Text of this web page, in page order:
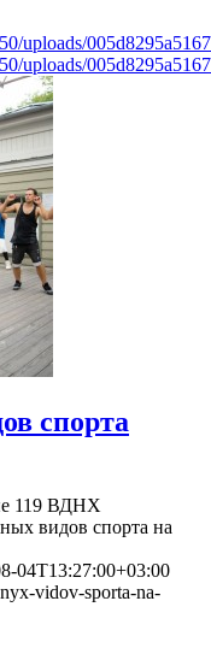
uploads/
uploads/
спорта
119 ВДНХ
видов спорта на
04T13:27:00+03:00
vidov-sporta-na-